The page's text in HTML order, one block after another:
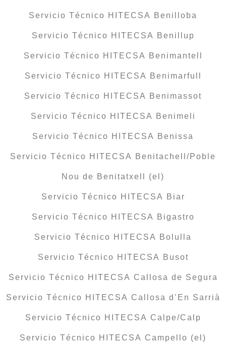
Servicio Técnico HITECSA Benilloba
Servicio Técnico HITECSA Benillup
Servicio Técnico HITECSA Benimantell
Servicio Técnico HITECSA Benimarfull
Servicio Técnico HITECSA Benimassot
Servicio Técnico HITECSA Benimeli
Servicio Técnico HITECSA Benissa
Servicio Técnico HITECSA Benitachell/Poble
Nou de Benitatxell (el)
Servicio Técnico HITECSA Biar
Servicio Técnico HITECSA Bigastro
Servicio Técnico HITECSA Bolulla
Servicio Técnico HITECSA Busot
Servicio Técnico HITECSA Callosa de Segura
Servicio Técnico HITECSA Callosa d’En Sarrià
Servicio Técnico HITECSA Calpe/Calp
Servicio Técnico HITECSA Campello (el)